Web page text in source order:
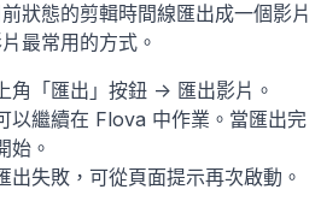
狀態的剪輯時間線匯出成一個影片
最常用的方式。
角「匯出」按鈕 -> 匯出影片。
以繼續在 Flova 中作業。當匯出完
始。
出失敗，可從頁面提示再次啟動。